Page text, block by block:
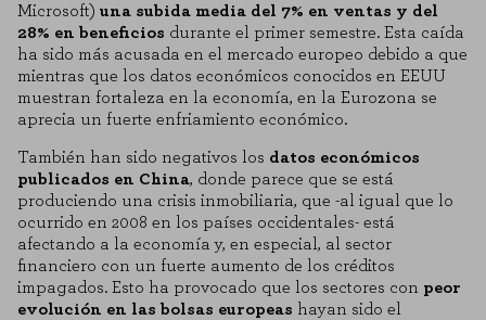
Microsoft) una subida media del 7% en ventas y del
28% en beneficios durante el primer semestre. Esta caída
ha sido más acusada en el mercado europeo debido a que
mientras que los datos económicos conocidos en EEUU
muestran fortaleza en la economía, en la Eurozona se
aprecia un fuerte enfriamiento económico.
También han sido negativos los datos económicos
publicados en China, donde parece que se está
produciendo una crisis inmobiliaria, que -al igual que lo
ocurrido en 2008 en los países occidentales- está
afectando a la economía y, en especial, al sector
financiero con un fuerte aumento de los créditos
impagados. Esto ha provocado que los sectores con peor
evolución en las bolsas europeas hayan sido el